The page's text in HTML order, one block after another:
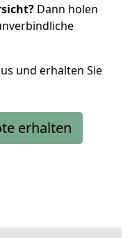
Dann holen
und erhalten Sie
erhalten